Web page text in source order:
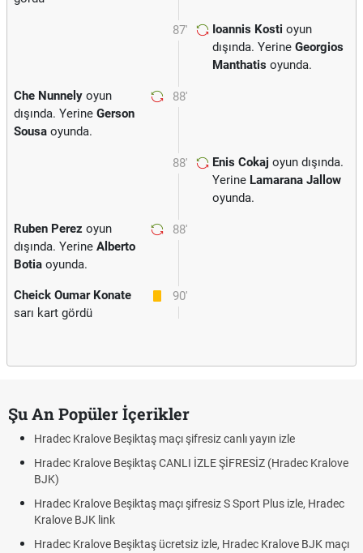
87' Ioannis Kosti oyun
dışında. Yerine Georgios
Manthatis oyunda.
88'
Che Nunnely oyun
dışında. Yerine Gerson
Sousa oyunda.
88' Enis Cokaj oyun dışında.
Yerine Lamarana Jallow
oyunda.
88'
Ruben Perez oyun
dışında. Yerine Alberto
Botia oyunda.
90'
Cheick Oumar Konate
sarı kart gördü
Şu An Popüler İçerikler
Hradec Kralove Beşiktaş maçı şifresiz canlı yayın izle
Hradec Kralove Beşiktaş CANLI İZLE ŞİFRESİZ (Hradec Kralove
BJK)
Hradec Kralove Beşiktaş maçı şifresiz S Sport Plus izle, Hradec
Kralove BJK link
Hradec Kralove Beşiktaş ücretsiz izle, Hradec Kralove BJK maçı